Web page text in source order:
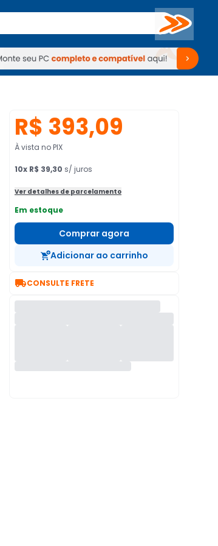
Buscar
Periféricos TV Venda no KaBuM!
TV Venda no KaBuM!
R$ 393,09
À vista no PIX
10x R$ 39,30 s/ juros
Ver detalhes de parcelamento
Em estoque
Comprar agora
Adicionar ao carrinho
CONSULTE FRETE